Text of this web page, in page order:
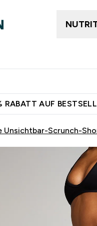
RABATT AUF
Unsichtbar-Scrunch-